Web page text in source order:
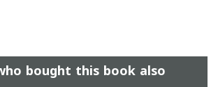
bought this book also